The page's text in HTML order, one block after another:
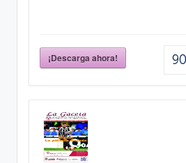
¡Descarga ahora!